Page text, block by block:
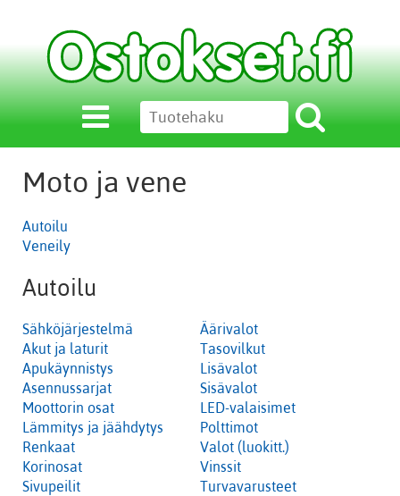
Moto ja vene
Autoilu
Veneily
Autoilu
Sähköjärjestelmä
Akut ja laturit
Apukäynnistys
Asennussarjat
Moottorin osat
Lämmitys ja jäähdytys
Renkaat
Korinosat
Sivupeilit
Äärivalot
Tasovilkut
Lisävalot
Sisävalot
LED-valaisimet
Polttimot
Valot (luokitt.)
Vinssit
Turvavarusteet